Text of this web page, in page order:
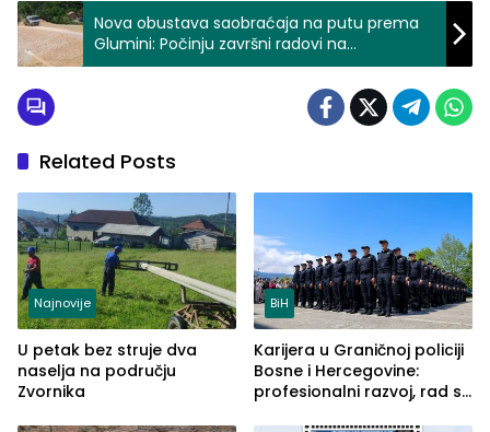
Nova obustava saobraćaja na putu prema
Glumini: Počinju završni radovi na
asfaltiranju
Related Posts
Najnovije
U petak bez struje dva
naselja na području
Zvornika
BiH
Karijera u Graničnoj policiji
Bosne i Hercegovine:
profesionalni razvoj, rad sa